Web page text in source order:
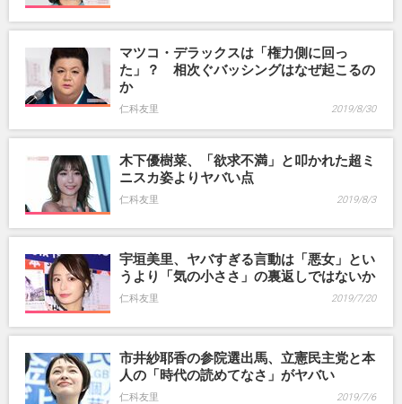
マツコ・デラックスは「権力側に回っ
た」？ 相次ぐバッシングはなぜ起こるの
か
仁科友里 2019/8/30
木下優樹菜、「欲求不満」と叩かれた超ミ
ニスカ姿よりヤバい点
仁科友里 2019/8/3
宇垣美里、ヤバすぎる言動は「悪女」とい
うより「気の小ささ」の裏返しではないか
仁科友里 2019/7/20
市井紗耶香の参院選出馬、立憲民主党と本
人の「時代の読めてなさ」がヤバい
仁科友里 2019/7/6